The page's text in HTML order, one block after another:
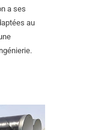
a ses
au